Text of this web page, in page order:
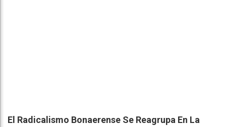
El Radicalismo Bonaerense Se Reagrupa En La